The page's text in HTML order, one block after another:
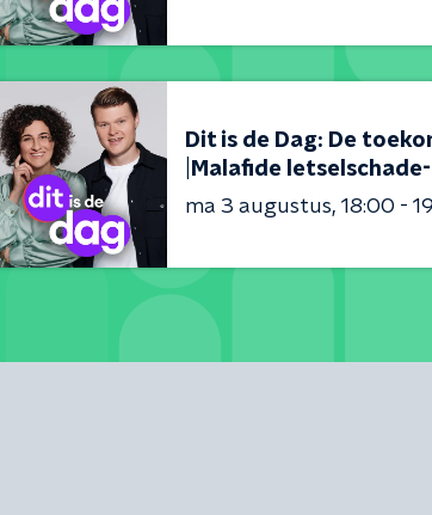
Dit is de Dag: De
|Malafide
ma 3 augustus 18:00 -